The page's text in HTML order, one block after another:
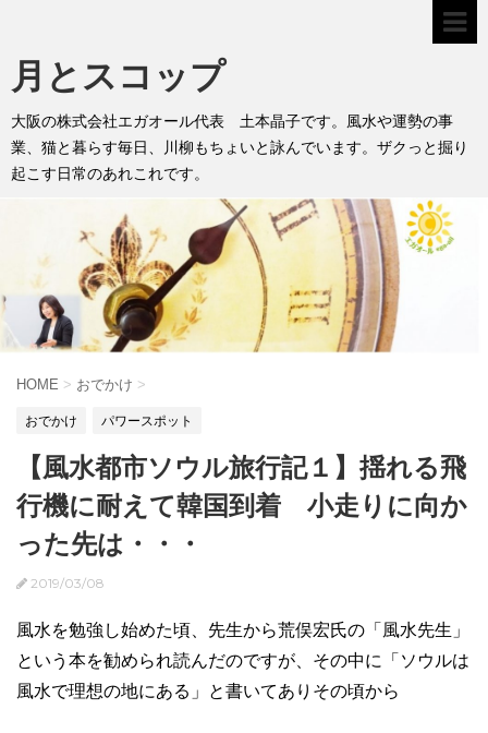
月とスコップ
大阪の株式会社エガオール代表 土本晶子です。風水や運勢の事
業、猫と暮らす毎日、川柳もちょいと詠んでいます。ザクっと掘り
起こす日常のあれこれです。
HOME > おでかけ >
おでかけ パワースポット
【風水都市ソウル旅行記１】揺れる飛
行機に耐えて韓国到着 小走りに向か
った先は・・・
2019/03/08
風水を勉強し始めた頃、先生から荒俣宏氏の「風水先生」
という本を勧められ読んだのですが、その中に「ソウルは
風水で理想の地にある」と書いてありその頃から